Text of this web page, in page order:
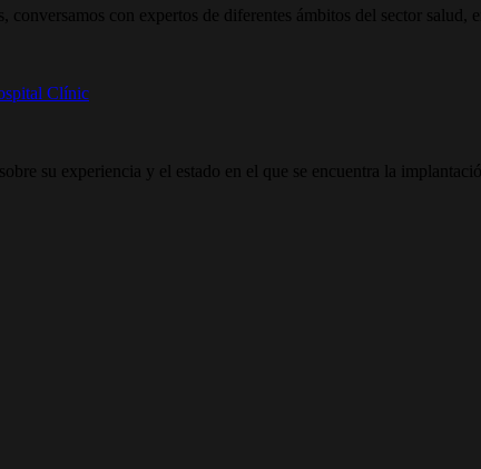
con expertos de diferentes ámbitos del sector salud,
Clínic
su experiencia y el estado en el que se encuentra la